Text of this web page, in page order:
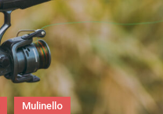
Mulinello